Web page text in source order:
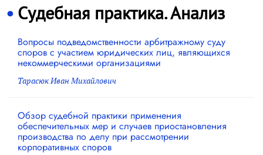
Судебная практика. Анализ
Вопросы подведомственности арбитражному суду
споров с участием юридических лиц, являющихся
некоммерческими организациями
Тарасюк Иван Михайлович
Обзор судебной практики применения
обеспечительных мер и случаев приостановления
производства по делу при рассмотрении
корпоративных споров